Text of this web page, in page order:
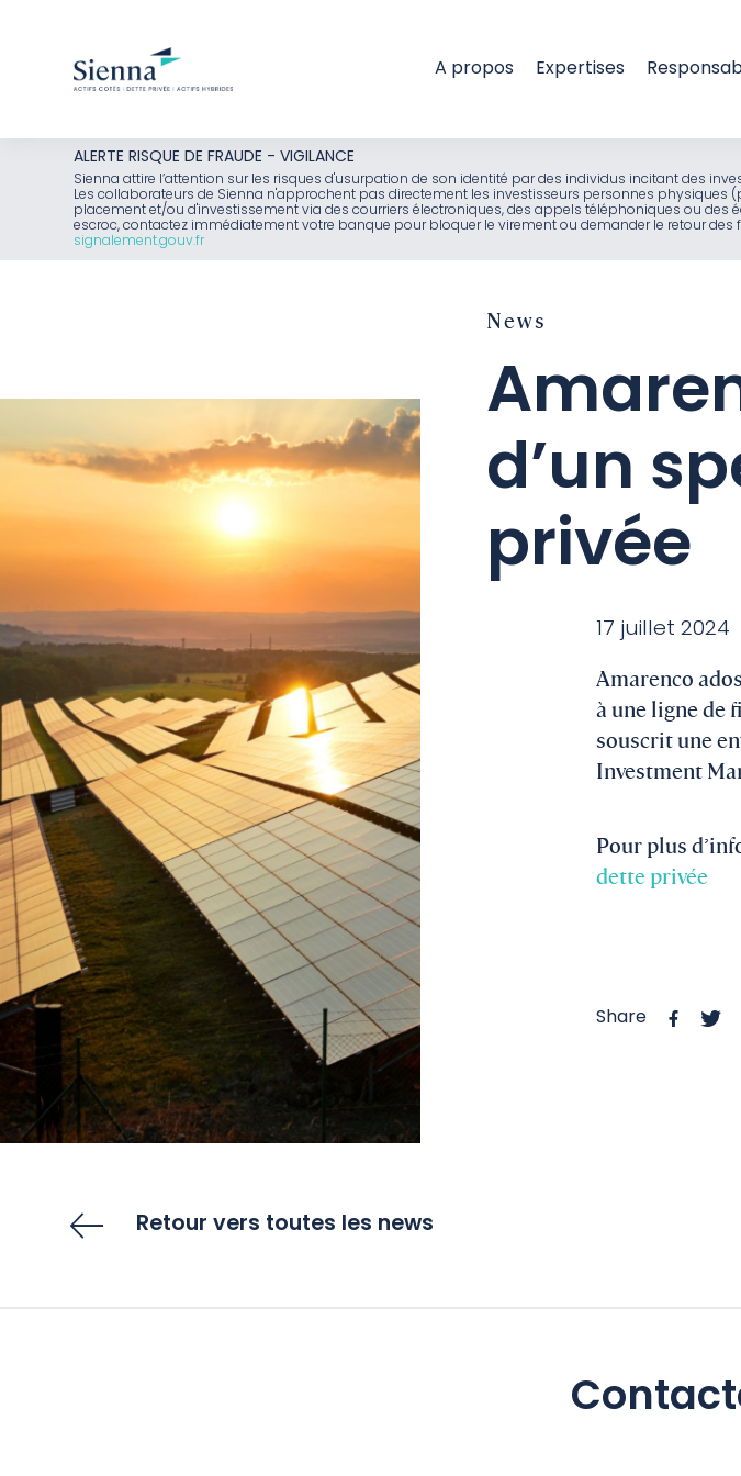
contenu
A propos Expertises
ALERTE RISQUE DE FRAUDE - VIGILANCE
Sienna attire l’attention sur les risques d'usurpation de son identité par des individus incitant des
Les collaborateurs de Sienna n'approchent pas directement les investisseurs personnes
placement et/ou d'investissement via des courriers électroniques, des appels téléphoniques ou
escroc, contactez immédiatement votre banque pour bloquer le virement ou demander le retour
signalement.gouv.fr
News
d’un
privée
17 juillet 2024
Amarenco
à une ligne de
souscrit une
Investment
Pour plus
dette privée
Share
Retour vers toutes les news